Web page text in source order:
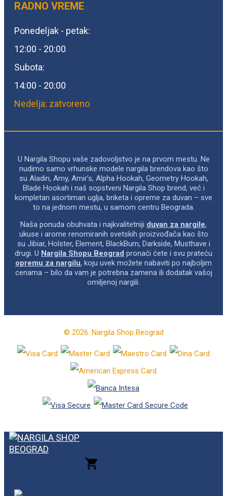
RADNO VREME
Ponedeljak - petak:
12:00 - 20:00
Subota:
14:00 - 20:00
Nedelja: zatvoreno
U Nargila Shopu vaše zadovoljstvo je na prvom mestu. Ne
nudimo samo vrhunske modele nargila brendova kao što
su Aladin, Amy, Amir’s, Alpha Hookah, Geometry Hookah,
Blade Hookah i naš sopstveni Nargila Shop brend, već i
kompletan asortiman uglja, briketa i opreme za duvan – sve
to na jednom mestu, u samom centru Beograda.
Naša ponuda obuhvata i najkvalitetniji duvan za nargile,
ukuse i arome renomiranih svetskih proizvođača kao što
su Jibiar, Holster, Element, BlackBurn, Darkside, Musthave i
drugi. U Nargila Shopu Beograd pronaći ćete i svu prateću
opremu za nargilu, koju uvek možete nabaviti po najboljim
cenama – bilo da vam je potrebna zamena ili dodatak vašoj
omiljenoj nargili.
© 2026. Nargila Shop Beograd